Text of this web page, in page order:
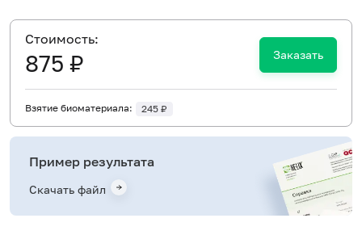
Cтоимость:
875 ₽ Заказать
Взятие биоматериала: 245 ₽
Пример результата
Скачать файл